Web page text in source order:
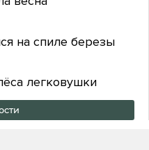
на спиле березы
легковушки